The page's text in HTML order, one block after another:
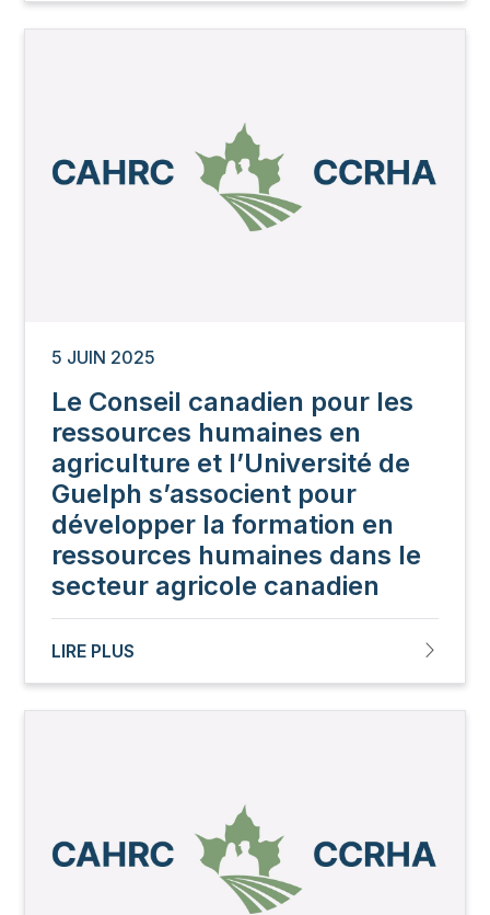
5 JUIN 2025
Le Conseil canadien pour les
ressources humaines en
agriculture et l’Université de
Guelph s’associent pour
développer la formation en
ressources humaines dans le
secteur agricole canadien
LIRE PLUS